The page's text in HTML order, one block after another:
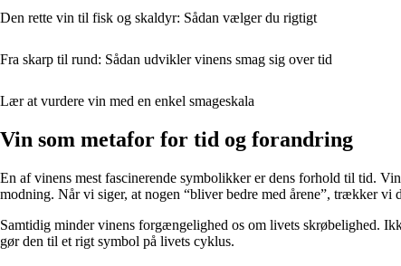
Den rette vin til fisk og skaldyr: Sådan vælger du rigtigt
Fra skarp til rund: Sådan udvikler vinens smag sig over tid
Lær at vurdere vin med en enkel smageskala
Vin som metafor for tid og forandring
En af vinens mest fascinerende symbolikker er dens forhold til tid.
modning. Når vi siger, at nogen “bliver bedre med årene”, trækker vi
Samtidig minder vinens forgængelighed os om livets skrøbelighed.
gør den til et rigt symbol på livets cyklus.